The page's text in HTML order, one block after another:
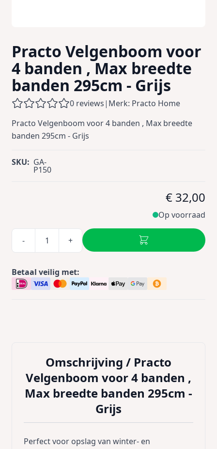
Practo Velgenboom voor
4 banden , Max breedte
banden 295cm - Grijs
0 reviews| Merk: Practo Home
Practo Velgenboom voor 4 banden , Max breedte
banden 295cm - Grijs
SKU: GA-
P150
€ 32,00
Op voorraad
- +
Betaal veilig met:
Omschrijving / Practo
Velgenboom voor 4 banden ,
Max breedte banden 295cm -
Grijs
Perfect voor opslag van winter- en